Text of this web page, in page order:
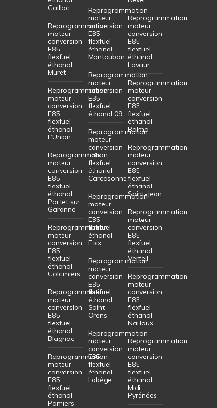
Gaillac
Reprogrammation
moteur
conversion
E85
flexfuel
éthanol
Muret
Reprogrammation
moteur
conversion
E85
flexfuel
éthanol
L’Union
Reprogrammation
moteur
conversion
E85
flexfuel
éthanol
Portet sur
Garonne
Reprogrammation
moteur
conversion
E85
flexfuel
éthanol
Colomiers
Reprogrammation
moteur
conversion
E85
flexfuel
éthanol
Blagnac
Reprogrammation
moteur
conversion
E85
flexfuel
éthanol
Pamiers
Reprogrammation
moteur
conversion
E85
flexfuel
éthanol
Montauban
Reprogrammation
moteur
conversion
E85
flexfuel
éthanol 09
Reprogrammation
moteur
conversion
E85
flexfuel
éthanol
Carcasonne
Reprogrammation
moteur
conversion
E85
flexfuel
éthanol
Foix
Reprogrammation
moteur
conversion
E85
flexfuel
éthanol
Saint-
Orens
Reprogrammation
moteur
conversion
E85
flexfuel
éthanol
Labège
Reprogrammation
moteur
conversion
E85
flexfuel
éthanol
Lavaur
Reprogrammation
moteur
conversion
E85
flexfuel
éthanol
Balma
Reprogrammation
moteur
conversion
E85
flexfuel
éthanol
Saint-Jean
Reprogrammation
moteur
conversion
E85
flexfuel
éthanol
Verfeil
Reprogrammation
moteur
conversion
E85
flexfuel
éthanol
Nailloux
Reprogrammation
moteur
conversion
E85
flexfuel
éthanol
Midi
Pyrénées